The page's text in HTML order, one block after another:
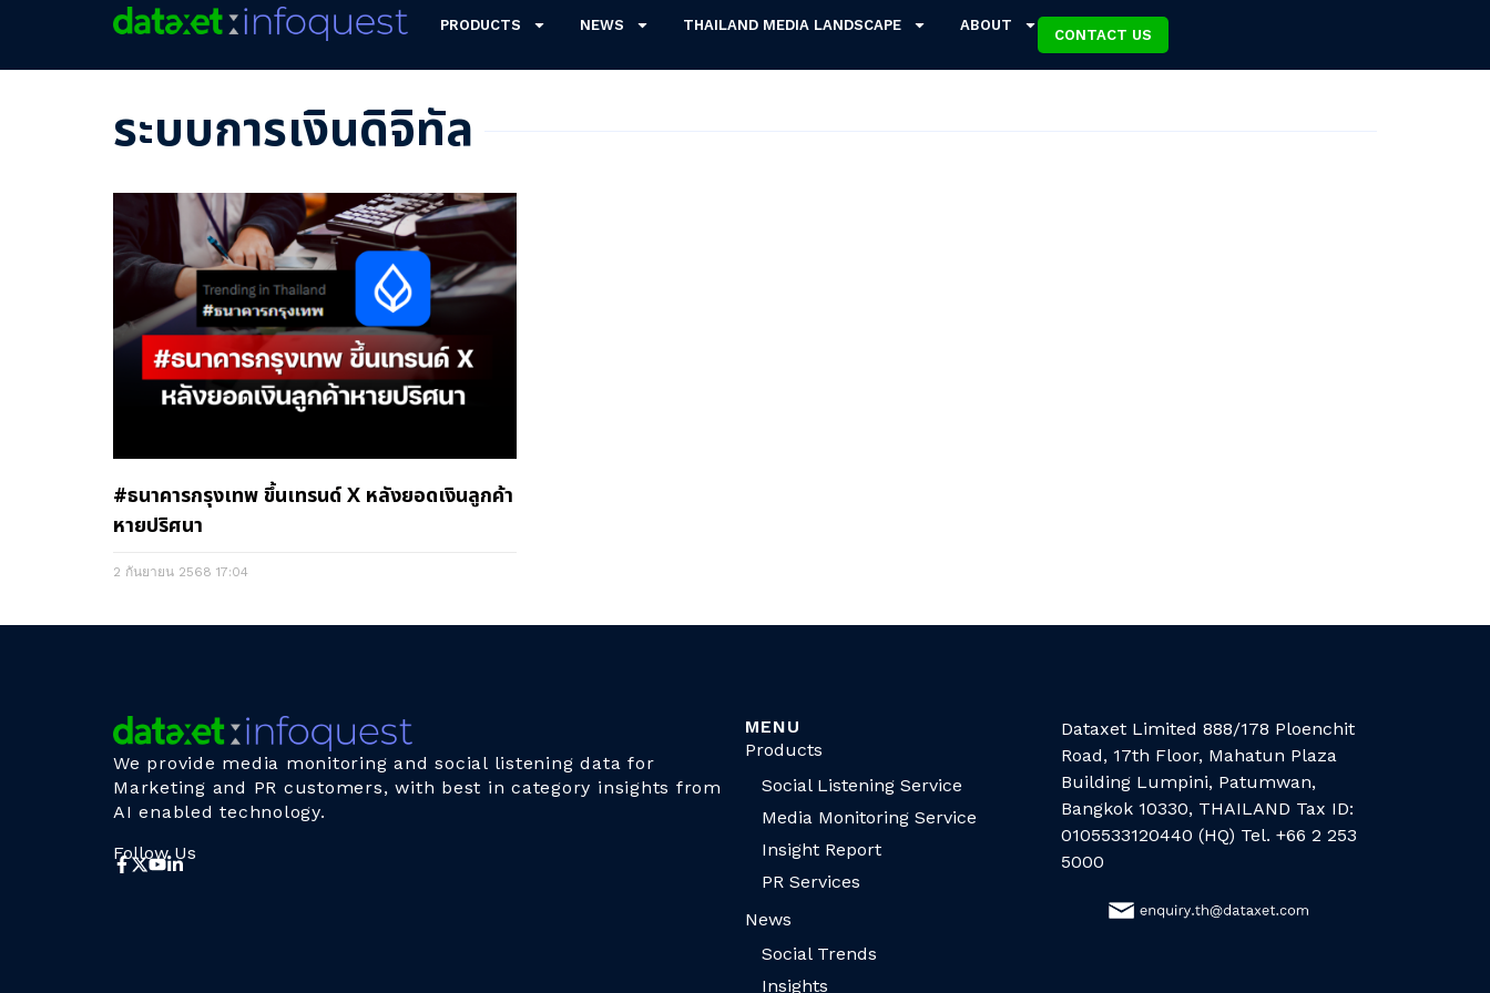
PRODUCTS NEWS THAILAND MEDIA LANDSCAPE ABOUT
CONTACT US
ระบบการเงินดิจิทัล
#ธนาคารกรุงเทพ ขึ้นเทรนด์ X หลังยอดเงินลูกค้า
หายปริศนา
2 กันยายน 2568 17:04
We provide media monitoring and social listening data for
Marketing and PR customers, with best in category insights from
AI enabled technology.
Follow Us
MENU
Products
Social Listening Service
Media Monitoring Service
Insight Report
PR Services
News
Social Trends
Insights
Dataxet Limited 888/178 Ploenchit
Road, 17th Floor, Mahatun Plaza
Building Lumpini, Patumwan,
Bangkok 10330, THAILAND Tax ID:
0105533120440 (HQ) Tel. +66 2 253
5000